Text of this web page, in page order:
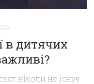
в дитячих
ніколи не існує